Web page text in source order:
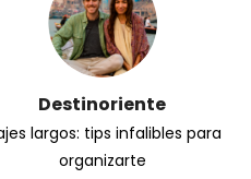
Destinoriente
largos: tips infalibles para
organizarte